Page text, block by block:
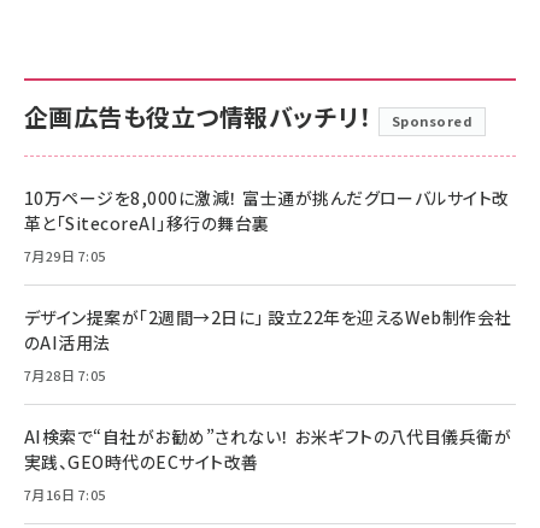
企画広告も役立つ情報バッチリ！ Sponsored
10万ページを8,000に激減！ 富士通が挑んだグローバルサイト改
革と「SitecoreAI」移行の舞台裏
7月29日 7:05
デザイン提案が「2週間→2日に」 設立22年を迎えるWeb制作会社
のAI活用法
7月28日 7:05
AI検索で“自社がお勧め”されない！ お米ギフトの八代目儀兵衛が
実践、GEO時代のECサイト改善
7月16日 7:05